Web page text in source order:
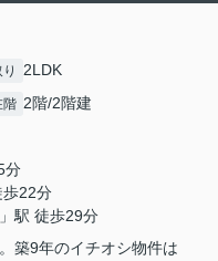
2LDK
階 2階/2階建
分
歩22分
」駅 徒歩29分
築9年のイチオシ物件は